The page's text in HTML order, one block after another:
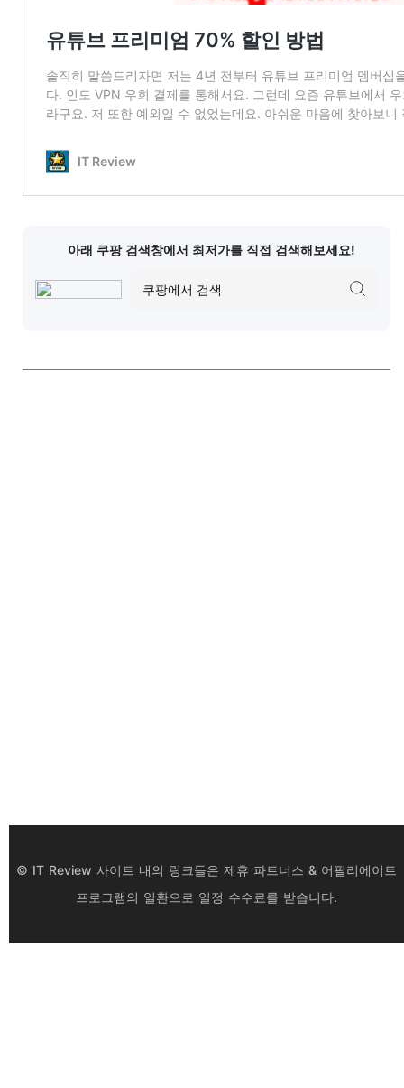
아래 쿠팡 검색창에서 최저가를 직접 검색해보세요!
© IT Review 사이트 내의 링크들은 제휴 파트너스 & 어필리에이트
프로그램의 일환으로 일정 수수료를 받습니다.